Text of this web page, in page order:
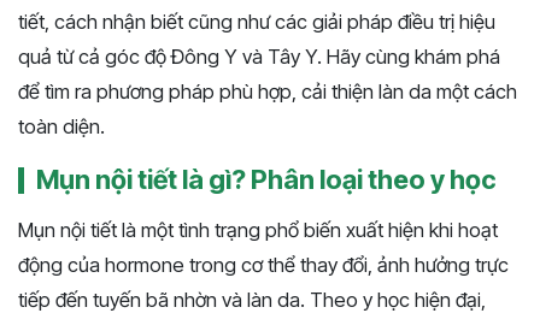
tiết, cách nhận biết cũng như các giải pháp điều trị hiệu
quả từ cả góc độ Đông Y và Tây Y. Hãy cùng khám phá
để tìm ra phương pháp phù hợp, cải thiện làn da một cách
toàn diện​​.
Mụn nội tiết là gì? Phân loại theo y học
Mụn nội tiết là một tình trạng phổ biến xuất hiện khi hoạt
động của hormone trong cơ thể thay đổi, ảnh hưởng trực
tiếp đến tuyến bã nhờn và làn da. Theo y học hiện đại,